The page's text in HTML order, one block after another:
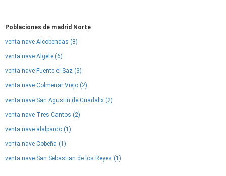
Poblaciones de madrid Norte
venta nave Alcobendas (8)
venta nave Algete (6)
venta nave Fuente el Saz (3)
venta nave Colmenar Viejo (2)
venta nave San Agustin de Guadalix (2)
venta nave Tres Cantos (2)
venta nave alalpardo (1)
venta nave Cobeña (1)
venta nave San Sebastian de los Reyes (1)